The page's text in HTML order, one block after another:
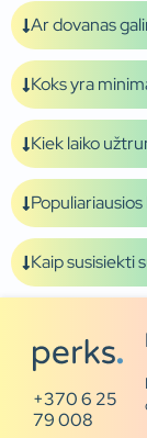
Ar dovanas
Koks yra
Kiek laiko
Kaip susisiekti
+370 6 25
79 008